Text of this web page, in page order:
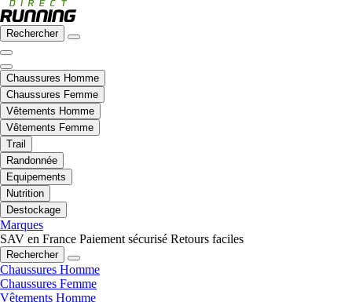
Rechercher
Chaussures Homme
Chaussures Femme
Vêtements Homme
Vêtements Femme
Trail
Randonnée
Equipements
Nutrition
Destockage
Marques
SAV en France Paiement sécurisé Retours faciles
Rechercher
Chaussures Homme
Chaussures Femme
Vêtements Homme